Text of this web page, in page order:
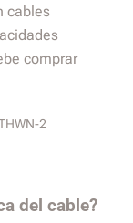
cables
comprar
2
del cable?